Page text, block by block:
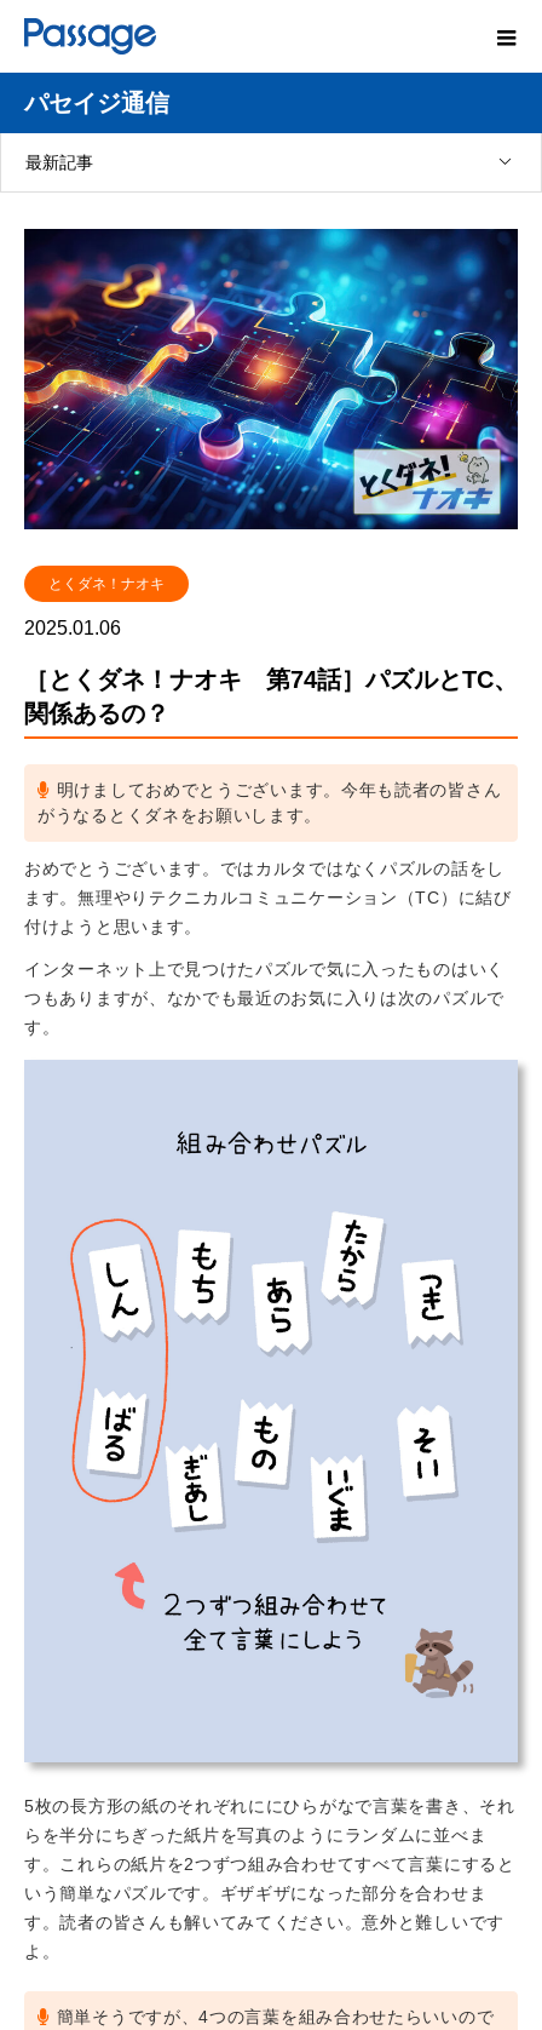
パセイジ通信
最新記事
とくダネ！ナオキ
2025.01.06
［とくダネ！ナオキ 第74話］パズルとTC、
関係あるの？
明けましておめでとうございます。今年も読者の皆さん
がうなるとくダネをお願いします。
おめでとうございます。ではカルタではなくパズルの話をし
ます。無理やりテクニカルコミュニケーション（TC）に結び
付けようと思います。
インターネット上で見つけたパズルで気に入ったものはいく
つもありますが、なかでも最近のお気に入りは次のパズルで
す。
5枚の長方形の紙のそれぞれににひらがなで言葉を書き、それ
らを半分にちぎった紙片を写真のようにランダムに並べま
す。これらの紙片を2つずつ組み合わせてすべて言葉にすると
いう簡単なパズルです。ギザギザになった部分を合わせま
す。読者の皆さんも解いてみてください。意外と難しいです
よ。
簡単そうですが、4つの言葉を組み合わせたらいいので